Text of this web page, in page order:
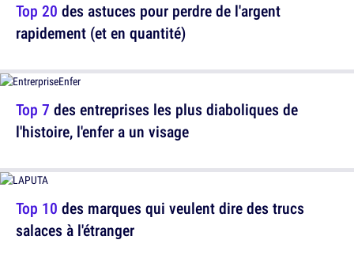
Top 20 des astuces pour perdre de l'argent
rapidement (et en quantité)
Top 10 des marques qui veulent dire des trucs
salaces à l'étranger
Top 7 des entreprises les plus diaboliques de
l'histoire, l'enfer a un visage